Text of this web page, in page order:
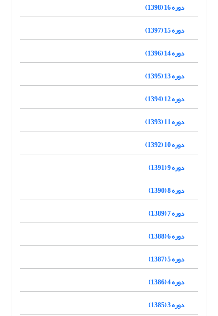
دوره 16 (1398)
دوره 15 (1397)
دوره 14 (1396)
دوره 13 (1395)
دوره 12 (1394)
دوره 11 (1393)
دوره 10 (1392)
دوره 9 (1391)
دوره 8 (1390)
دوره 7 (1389)
دوره 6 (1388)
دوره 5 (1387)
دوره 4 (1386)
دوره 3 (1385)